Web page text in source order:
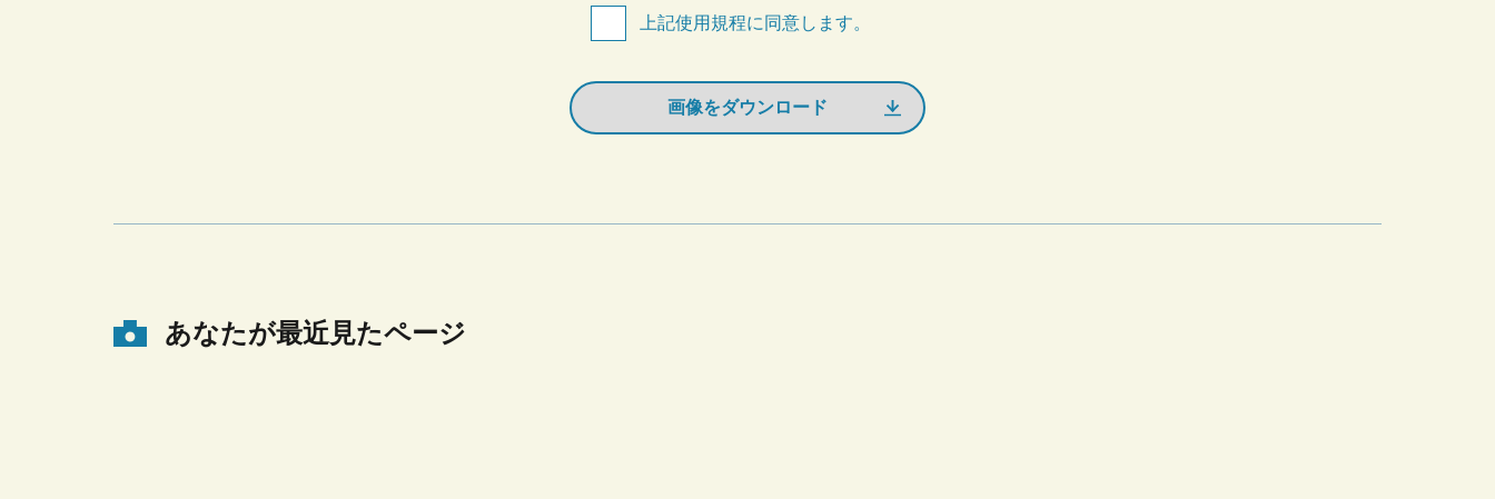
上記使用規程に同意します。
画像をダウンロード
あなたが最近見たページ